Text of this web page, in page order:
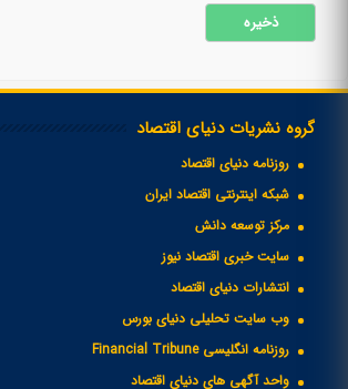
گروه نشریات دنیای اقتصاد
روزنامه دنیای اقتصاد
شبکه اینترنتی اقتصاد ایران
مرکز توسعه دانش
سایت خبری اقتصاد نیوز
انتشارات دنیای اقتصاد
وب سایت تحلیلی دنیای بورس
روزنامه انگلیسی Financial Tribune
واحد آگهی های دنیای اقتصاد